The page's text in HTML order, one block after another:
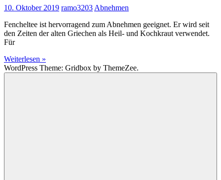
10. Oktober 2019 ramo3203 Abnehmen
Fencheltee ist hervorragend zum Abnehmen geeignet. Er wird seit
den Zeiten der alten Griechen als Heil- und Kochkraut verwendet.
Für
Weiterlesen »
WordPress Theme: Gridbox by ThemeZee.